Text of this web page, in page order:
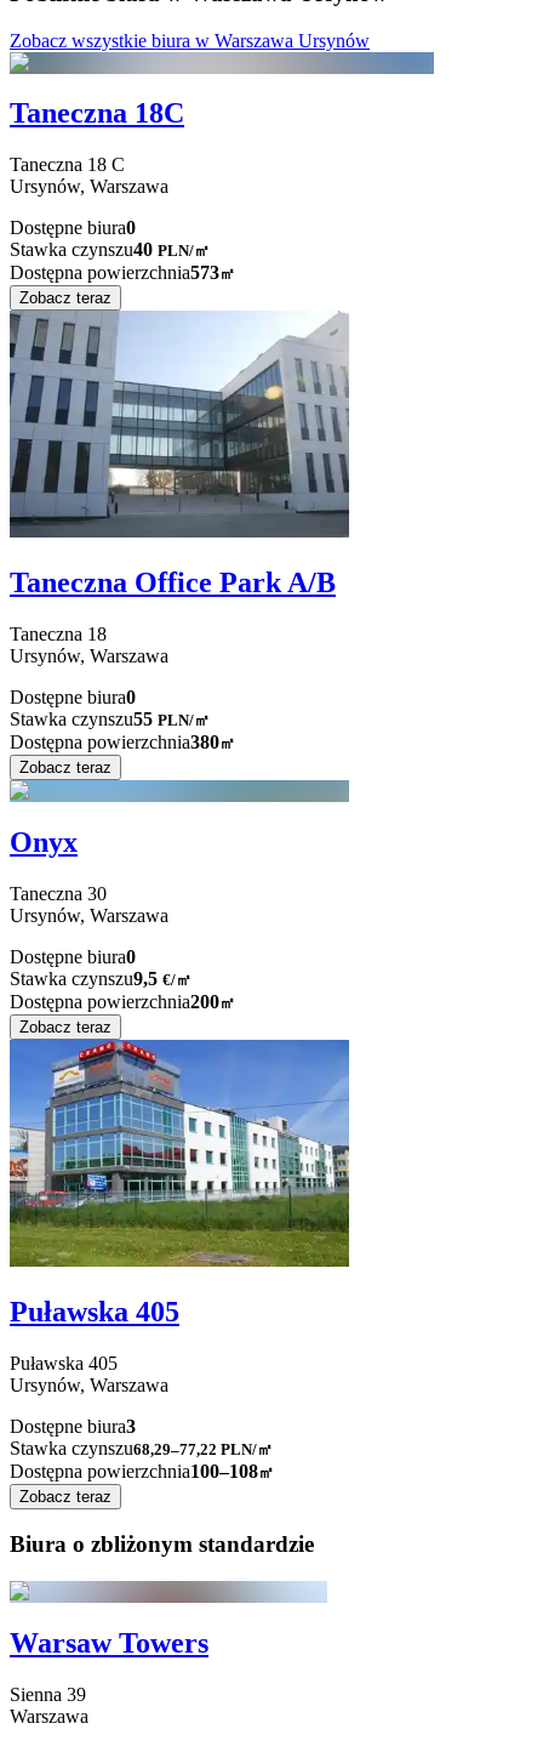
Zobacz wszystkie biura w Warszawa Ursynów
Taneczna 18C
Taneczna 18 C
Ursynów, Warszawa
Dostępne biura0
Stawka czynszu40 PLN/㎡
Dostępna powierzchnia573㎡
Zobacz teraz
Taneczna Office Park A/B
Taneczna 18
Ursynów, Warszawa
Dostępne biura0
Stawka czynszu55 PLN/㎡
Dostępna powierzchnia380㎡
Zobacz teraz
Onyx
Taneczna 30
Ursynów, Warszawa
Dostępne biura0
Stawka czynszu9,5 €/㎡
Dostępna powierzchnia200㎡
Zobacz teraz
Puławska 405
Puławska 405
Ursynów, Warszawa
Dostępne biura3
Stawka czynszu68,29–77,22 PLN/㎡
Dostępna powierzchnia100–108㎡
Zobacz teraz
Biura o zbliżonym standardzie
Warsaw Towers
Sienna 39
Warszawa